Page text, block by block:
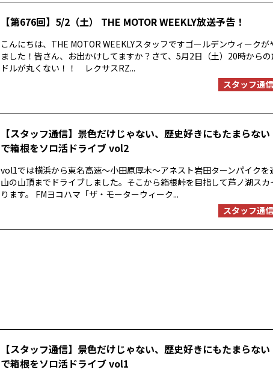
【第676回】5/2（土） THE MOTOR WEEKLY放送予告！
こんにちは、THE MOTOR WEEKLYスタッフですゴールデンウィークが
ました！皆さん、お出かけしてますか？さて、5月2日（土）20時から
ドルが丸くない！！ レクサスRZ...
スタッフ通信
【スタッフ通信】景色だけじゃない、歴史好きにもたまらな
で箱根をソロ活ドライブ vol2
vol1では横浜から東名高速〜小田原厚木〜アネスト岩田ターンパイクを
山の山頂までドライブしました。そこから箱根峠を目指して芦ノ湖スカ
ります。 FMヨコハマ「ザ・モーターウィーク...
スタッフ通信
【スタッフ通信】景色だけじゃない、歴史好きにもたまらな
で箱根をソロ活ドライブ vol1